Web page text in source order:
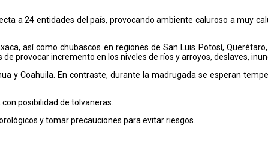
a 24 entidades del país, provocando ambiente caluroso a muy
así como chubascos en regiones de San Luis Potosí,
provocar incremento en los niveles de ríos y arroyos, deslaves,
y Coahuila. En contraste, durante la madrugada se esperan
posibilidad de tolvaneras.
y tomar precauciones para evitar riesgos.